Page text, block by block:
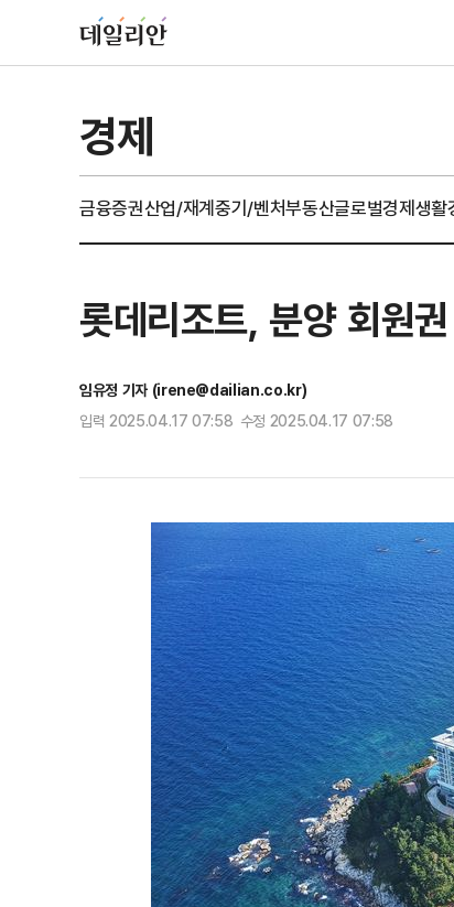
경제
금융증권산업/재계중기/벤처부동산글로벌경제생활
롯데리조트, 분양 회원
임유정 기자 (irene@dailian.co.kr)
입력 2025.04.17 07:58 수정 2025.04.17 07:58